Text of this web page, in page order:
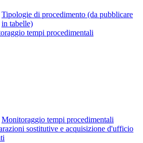
Tipologie di procedimento (da pubblicare
in tabelle)
tempi procedimentali
Monitoraggio tempi procedimentali
sostitutive e acquisizione d'ufficio